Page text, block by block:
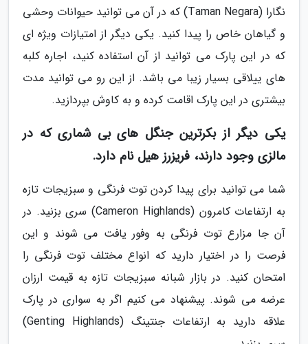
نگارا (Taman Negara) که در آن می توانید حیوانات وحشی
و گیاهان خاص را پیدا کنید. یکی دیگر از امتیازات ویژه ای
که در این پارک می توانید از آن استفاده کنید، اجاره کلبه
های ییلاقی بسیار زیبا می باشد. از این رو می توانید مدت
بیشتری در این پارک اقامت کرده و به کاوش بپردازید.
یکی دیگر از بکرترین جنگل های بی شماری که در
مالزی وجود دارند، فریزرز هیل نام دارد.
شما می توانید برای پیدا کردن توت فرنگی و سبزیجات تازه
به ارتفاعات کامرون (Cameron Highlands) سری بزنید. در
آن جا مزارع توت فرنگی به وفور یافت می شوند و این
فرصت را در اختیار دارید که انواع مختلف توت فرنگی را
امتحان کنید. در بازار شبانه سبزیجات تازه به قیمت ارزان
عرضه می شوند. پیشنهاد می کنیم اگر به سواری در پارک
علاقه دارید به ارتفاعات جنتینگ (Genting Highlands)